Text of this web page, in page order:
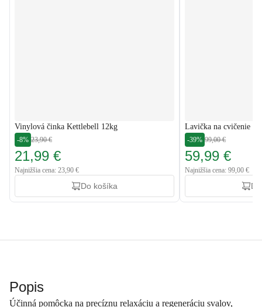
Vinylová činka Kettlebell 12kg
-8% 23,90 €
21,99 €
Najnižšia cena: 23,90 €
Do košíka
Lavička na cvičenie
-39% 99,00 €
59,99 €
Najnižšia cena: 99,00 €
Popis
Účinná pomôcka na precíznu relaxáciu a regeneráciu svalov,